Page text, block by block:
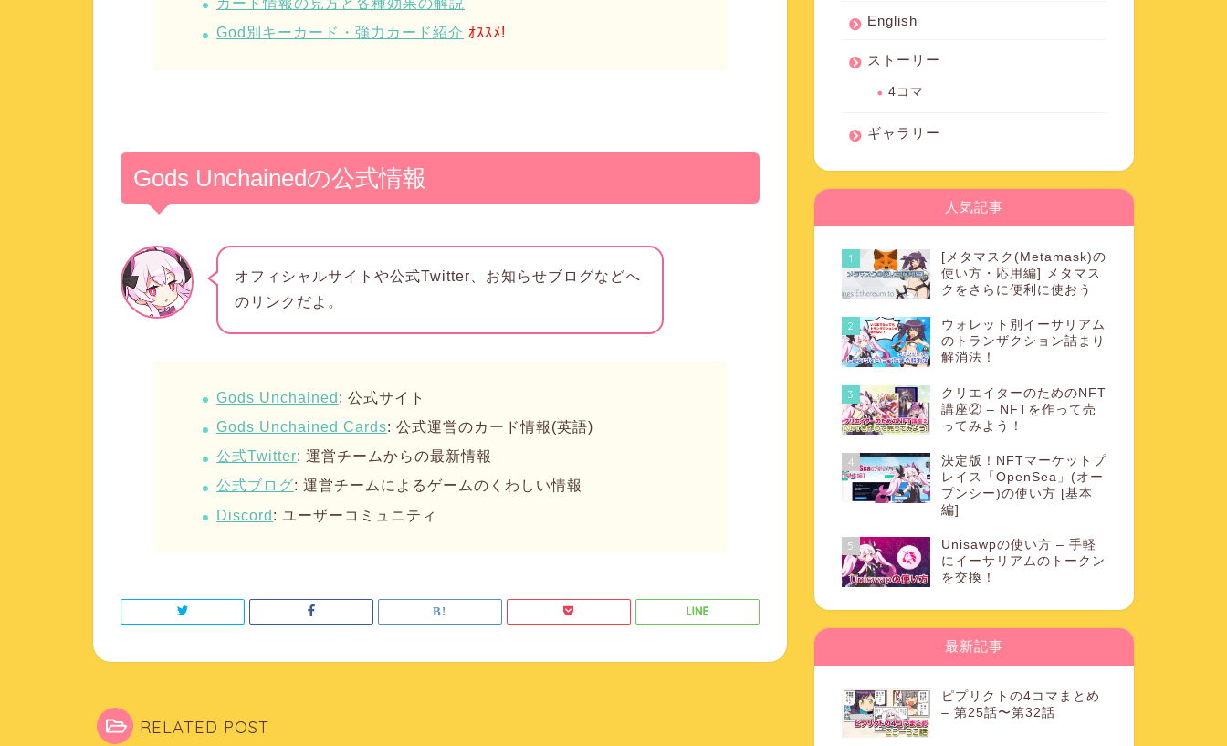
God別キーカード・強力カード紹介 ｵｽｽﾒ!
Gods Unchainedの公式情報
オフィシャルサイトや公式Twitter、お知らせブログなどへ
のリンクだよ。
Gods Unchained : 公式サイト
Gods Unchained Cards: 公式運営のカード情報(英語)
公式Twitter: 運営チームからの最新情報
公式ブログ: 運営チームによるゲームのくわしい情報
Discord : ユーザーコミュニティ
RELATED POST
English
ストーリー
4コマ
ギャラリー
人気記事
1
[メタマスク(Metamask)の
使い方・応用編] メタマス
クをさらに便利に使おう
2
ウォレット別イーサリアム
のトランザクション詰まり
解消法！
3
クリエイターのためのNFT
講座② – NFTを作って売
ってみよう！
4
決定版！NFTマーケットプ
レイス「OpenSea」(オー
プンシー)の使い方 [基本
編]
5
Unisawpの使い方 – 手軽
にイーサリアムのトークン
を交換！
最新記事
ピプリクトの4コマまとめ
– 第25話〜第32話